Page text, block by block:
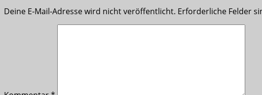
Deine E-Mail-Adresse wird nicht veröffentlicht. Erforderliche Felder